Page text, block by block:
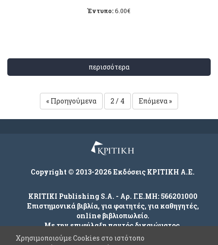
Έντυπο:6.00€
περισσότερα
« Προηγούμενα 2 / 4 Επόμενα »
Copyright © 2013-2026 Εκδόσεις ΚΡΙΤΙΚΗ Α.Ε.
KRITIKI Publishing S.A. - Αρ. Γ.Ε.ΜΗ: 566201000
Επιστημονικά βιβλία, για φοιτητές, για καθηγητές,
online βιβλιοπωλείο.
Με την επιφύλαξη παντός δικαιώματος.
Χρησιμοποιούμε Cookies στο ιστότοπο